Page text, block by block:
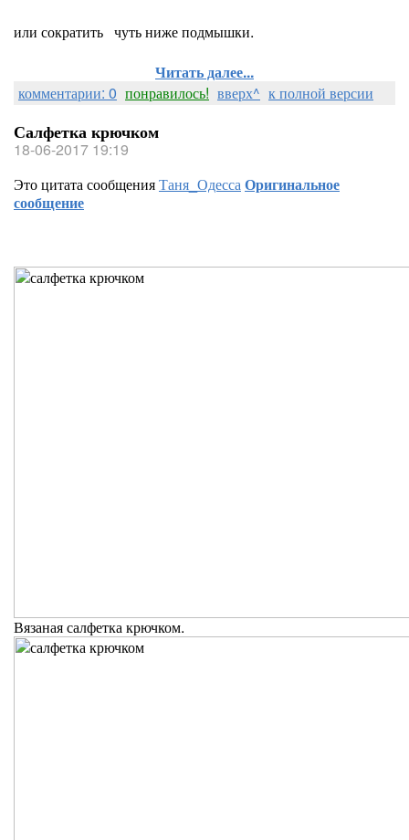
или сократить чуть ниже подмышки.
Читать далее...
комментарии: 0 понравилось! вверх^ к полной версии
Салфетка крючком
18-06-2017 19:19
Это цитата сообщенияТаня_ОдессаОригинальное
сообщение
Вязаная салфетка крючком.